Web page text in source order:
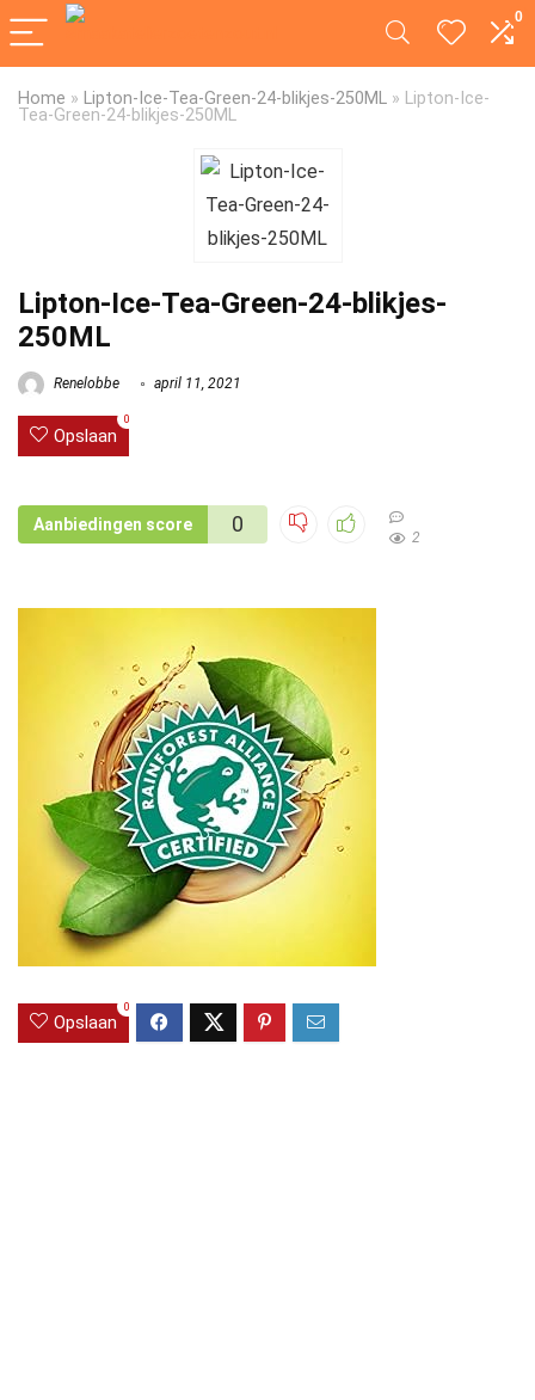
0
Home » Lipton-Ice-Tea-Green-24-blikjes-250ML » Lipton-Ice-
Tea-Green-24-blikjes-250ML
Lipton-Ice-Tea-Green-24-blikjes-
250ML
Renelobbe april 11, 2021
Opslaan
0
Aanbiedingen score 0
2
Opslaan
0